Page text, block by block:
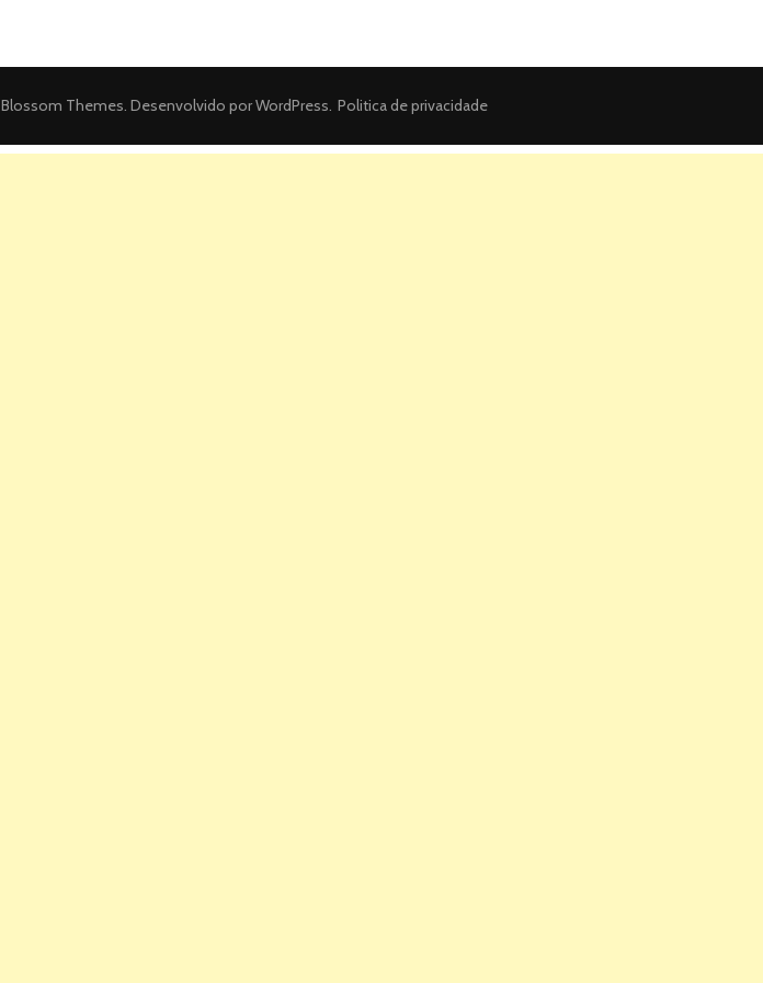
Blossom Themes. Desenvolvido porWordPress. Politica de privacidade